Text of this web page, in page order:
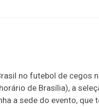
no futebol de cegos
de Brasília), a
a sede do evento,